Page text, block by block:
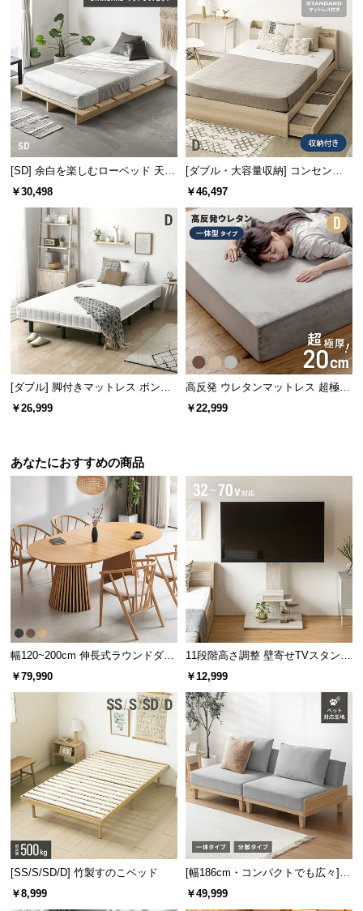
ー
ビ
ス
に
つ
い
て
搬
入
経
に
つ
い
て
返
品・
キ
ャ
ン
に
つ
保
証
に
て
会
に
つ
い
て
お
客
高さ 約45㎝
一般的なベッドとの比較
一般的なベッド 当商品
△ 圧迫感がある
空間が狭く見えてしまう
〇 圧迫感がない
空間が広く見える
安定感のあるドロップマット構造
フレーム内部にマットレスを落とし込む構造なの
で、マットレスがズレにくく安定感のある寝心地で
フレームの内寸
横幅 奥行き
約141㎝ 約196㎝
フレーム内側の高さは 約8.8㎝。分厚いマットレスを
[SD] 余白を楽しむローベッド 天然
木調 ステージベッド マットレス付
￥30,498
[ダブル・大容量収納] コンセント
機能付きベッド マットレス付き
￥46,497
[ダブル] 脚付きマットレス ボンネ
ルコイル やさしい肌触り コンパク
￥26,999
高反発 ウレタンマットレス 超極厚
20cm 一体型 フラットタイプ [D]
￥22,999
あなたにおすすめの商品
幅120~200cm 伸長式ラウンドダイ
ニングテーブル 6人掛け 天然木突
￥79,990
11段階高さ調整 壁寄せTVスタンド
キャスター付き 上下左右角度調節
￥12,999
[SS/S/SD/D] 竹製すのこベッド
￥8,999
[幅186cm・コンパクトでも広々] 3
人掛けソファベッド リクライニン
グ 天然木フレーム 北欧
￥49,999